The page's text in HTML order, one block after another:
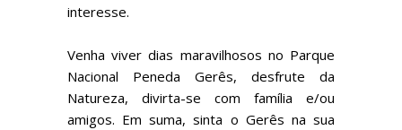
interesse.
Venha viver dias maravilhosos no Parque
Nacional Peneda Gerês, desfrute da
Natureza, divirta-se com família e/ou
amigos. Em suma, sinta o Gerês na sua